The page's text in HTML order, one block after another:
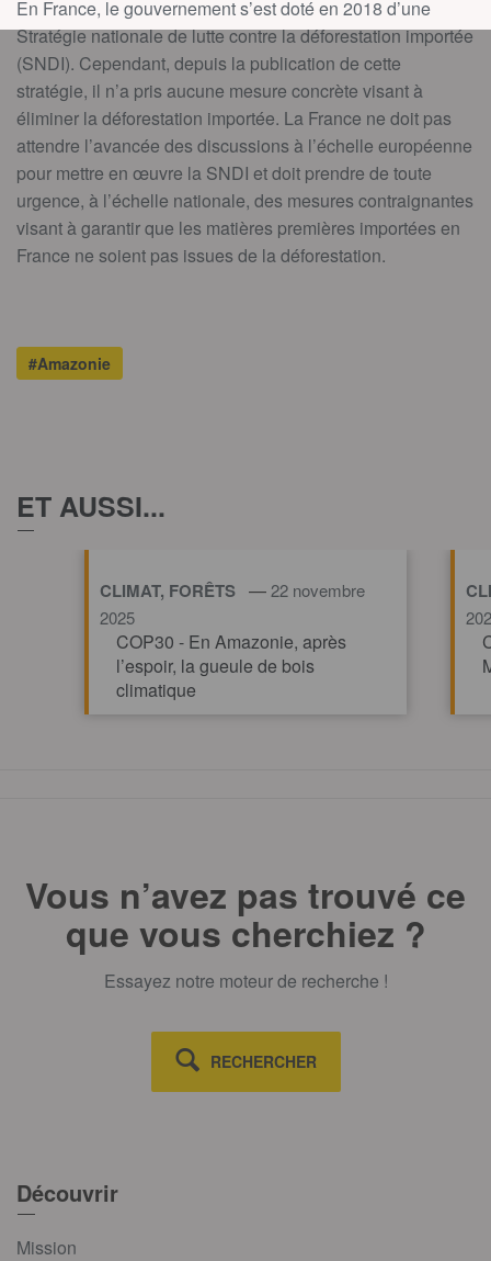
En France, le gouvernement s’est doté en 2018 d’une
Stratégie nationale de lutte contre la déforestation importée
(SNDI). Cependant, depuis la publication de cette
stratégie, il n’a pris aucune mesure concrète visant à
éliminer la déforestation importée. La France ne doit pas
attendre l’avancée des discussions à l’échelle européenne
pour mettre en œuvre la SNDI et doit prendre de toute
urgence, à l’échelle nationale, des mesures contraignantes
visant à garantir que les matières premières importées en
France ne soient pas issues de la déforestation.
#Amazonie
ET AUSSI...
CLIMAT, FORÊTS —22 novembre
2025
COP30 - En Amazonie, après
l’espoir, la gueule de bois
climatique
Vous n’avez pas trouvé ce
que vous cherchiez ?
Essayez notre moteur de recherche !
RECHERCHER
Découvrir
Mission